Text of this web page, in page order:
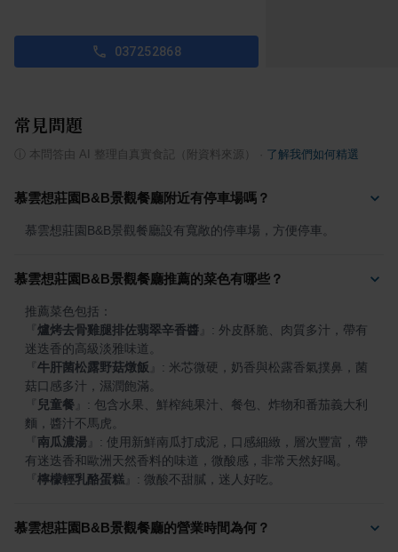
037252868
常見問題
本問答由 AI 整理自真實食記（附資料來源） 了解我們如何精選
慕雲想莊園B&B景觀餐廳附近有停車場嗎？
慕雲想莊園B&B景觀餐廳設有寬敞的停車場，方便停車。
慕雲想莊園B&B景觀餐廳推薦的菜色有哪些？
爐烤去骨雞腿排佐翡翠辛香醬
: 外皮酥脆、肉質多汁，帶有
牛肝菌松露野菇燉飯
: 米芯微硬，奶香與松露香氣撲鼻，菌
兒童餐
: 包含水果、鮮榨純果汁、餐包、炸物和番茄義大利
南瓜濃湯
: 使用新鮮南瓜打成泥，口感細緻，層次豐富，帶
檸檬輕乳酪蛋糕 : 微酸不甜膩，迷人好吃。
慕雲想莊園B&B景觀餐廳的營業時間為何？